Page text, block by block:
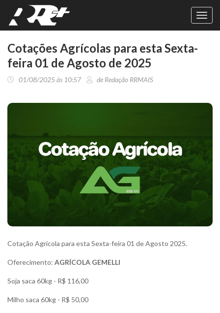
Cotações Agrícolas para esta Sexta-
feira 01 de Agosto de 2025
01/08/2025 às 10:57 de Redação RRMAIS
Cotação Agrícola para esta Sexta-feira 01 de Agosto 2025.
Oferecimento: AGRÍCOLA GEMELLI
Soja saca 60kg - R$ 116,00
Milho saca 60kg - R$ 50,00